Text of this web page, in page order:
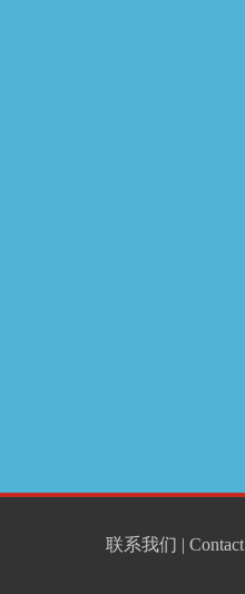
联系我们 | Contact